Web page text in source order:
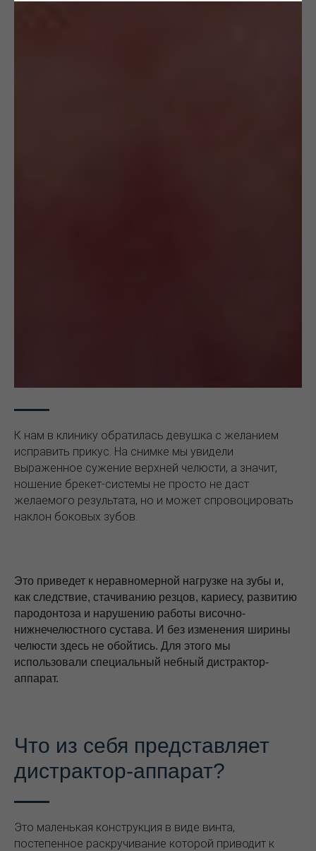
К нам в клинику обратилась девушка с желанием
исправить прикус. На снимке мы увидели
выраженное сужение верхней челюсти, а значит,
ношение брекет-системы не просто не даст
желаемого результата, но и может спровоцировать
наклон боковых зубов.
Это приведет к неравномерной нагрузке на зубы и,
как следствие, стачиванию резцов, кариесу, развитию
пародонтоза и нарушению работы височно-
нижнечелюстного сустава. И без изменения ширины
челюсти здесь не обойтись. Для этого мы
использовали специальный небный дистрактор-
аппарат.
Что из себя представляет
дистрактор-аппарат?
Это маленькая конструкция в виде винта,
постепенное раскручивание которой приводит к